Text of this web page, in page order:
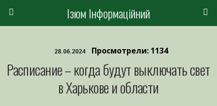
Ізюм Інформаційний
28.06.2024 Просмотрели: 1134
Расписание – когда будут выключать свет
в Харькове и области